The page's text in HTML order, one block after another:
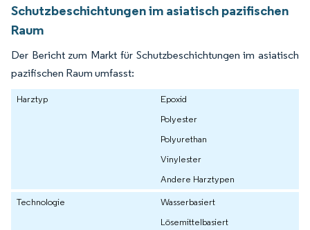
Schutzbeschichtungen im asiatisch pazifischen
Raum
Der Bericht zum Markt für Schutzbeschichtungen im asiatisch
pazifischen Raum umfasst:
Harztyp
Epoxid
Polyester
Polyurethan
Vinylester
Andere Harztypen
Technologie
Wasserbasiert
Lösemittelbasiert